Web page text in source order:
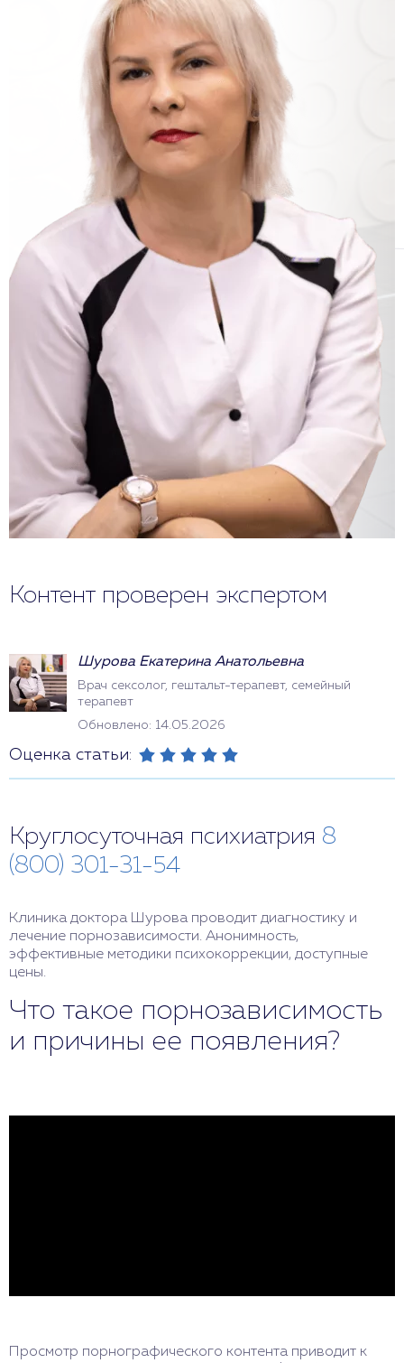
Контент проверен экспертом
Шурова Екатерина Анатольевна
Врач сексолог, гештальт-терапевт, семейный
терапевт
Обновлено: 14.05.2026
Оценка статьи:
Круглосуточная психиатрия 8
(800) 301-31-54
Клиника доктора Шурова проводит диагностику и
лечение порнозависимости. Анонимность,
эффективные методики психокоррекции, доступные
цены.
Что такое порнозависимость
и причины ее появления?
Просмотр порнографического контента приводит к